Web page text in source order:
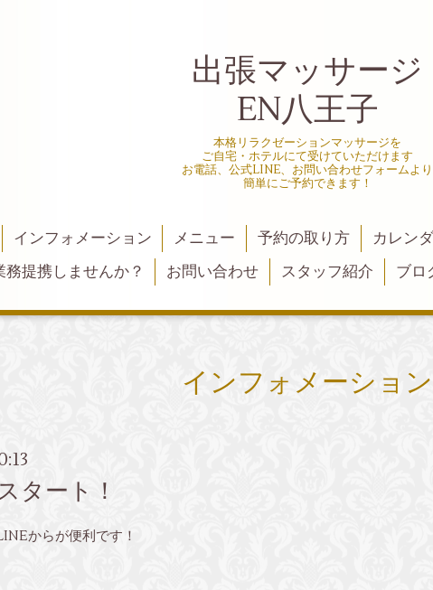
出張マッサージ
EN八王子
本格リラクゼーションマッサージを
ご自宅・ホテルにて受けていただけます
お電話、公式LINE、お問い合わせフォームより
簡単にご予約できます！
インフォメーション メニュー 予約の取り方 カレン
務提携しませんか？
お問い合わせ スタッフ紹介 ブロ
インフォメーション
タート！
からが便利です！